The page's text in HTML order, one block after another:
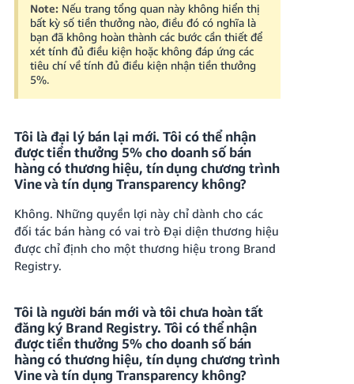
Note: Nếu trang tổng quan này không hiển thị
bất kỳ số tiền thưởng nào, điều đó có nghĩa là
bạn đã không hoàn thành các bước cần thiết để
xét tính đủ điều kiện hoặc không đáp ứng các
tiêu chí về tính đủ điều kiện nhận tiền thưởng
5%.
Tôi là đại lý bán lại mới. Tôi có thể nhận
được tiền thưởng 5% cho doanh số bán
hàng có thương hiệu, tín dụng chương trình
Vine và tín dụng Transparency không?
Không. Những quyền lợi này chỉ dành cho các
đối tác bán hàng có vai trò Đại diện thương hiệu
được chỉ định cho một thương hiệu trong Brand
Registry.
Tôi là người bán mới và tôi chưa hoàn tất
đăng ký Brand Registry. Tôi có thể nhận
được tiền thưởng 5% cho doanh số bán
hàng có thương hiệu, tín dụng chương trình
Vine và tín dụng Transparency không?